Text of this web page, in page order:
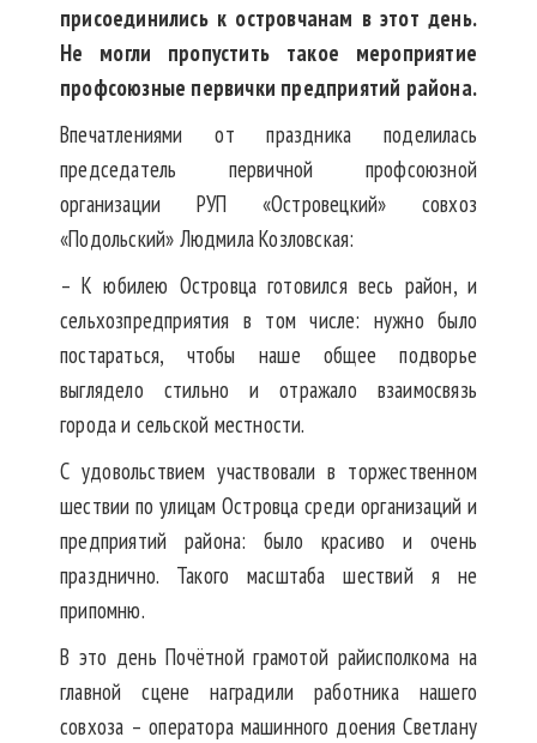
присоединились к островчанам в этот день.
Не могли пропустить такое мероприятие
профсоюзные первички предприятий района.
Впечатлениями от праздника поделилась
председатель первичной профсоюзной
организации РУП «Островецкий» совхоз
«Подольский» Людмила Козловская:
– К юбилею Островца готовился весь район, и
сельхозпредприятия в том числе: нужно было
постараться, чтобы наше общее подворье
выглядело стильно и отражало взаимосвязь
города и сельской местности.
С удовольствием участвовали в торжественном
шествии по улицам Островца среди организаций и
предприятий района: было красиво и очень
празднично. Такого масштаба шествий я не
припомню.
В это день Почётной грамотой райисполкома на
главной сцене наградили работника нашего
совхоза – оператора машинного доения Светлану